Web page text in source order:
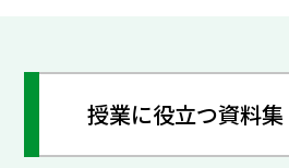
授業に役立つ資料集